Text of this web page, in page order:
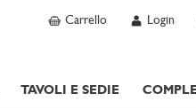
Carrello Login
TAVOLI E SEDIE